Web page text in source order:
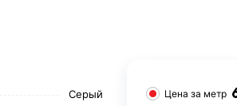
Серый
Цена за метр